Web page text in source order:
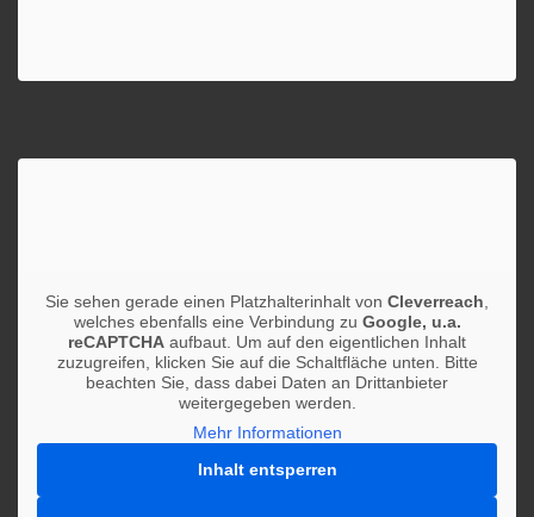
Sie sehen gerade einen Platzhalterinhalt von Cleverreach
welches ebenfalls eine Verbindung zu Google, u.a.
reCAPTCHA aufbaut. Um auf den eigentlichen Inhalt
zuzugreifen, klicken Sie auf die Schaltfläche unten. Bitte
beachten Sie, dass dabei Daten an Drittanbieter
weitergegeben werden.
Mehr Informationen
Inhalt entsperren